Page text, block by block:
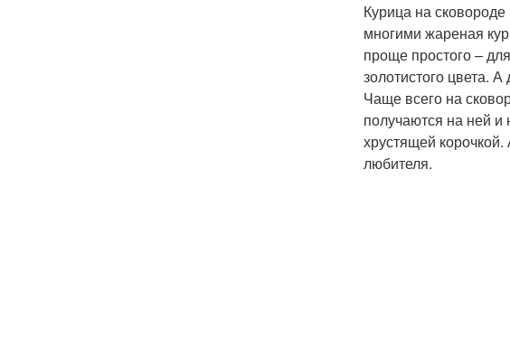
Курица на
многими жареная
проще простого –
золотистого цвета.
Чаще всего на
получаются на ней
хрустящей
любителя.